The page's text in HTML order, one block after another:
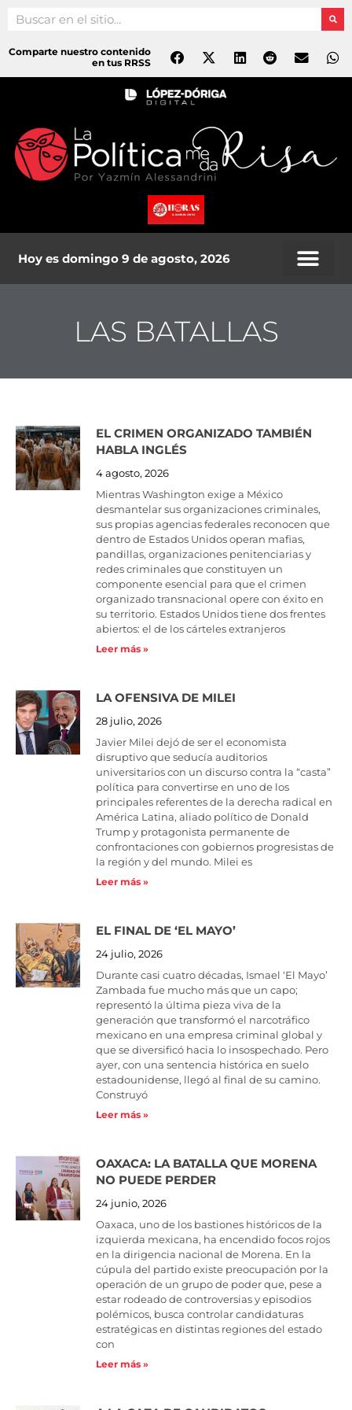
contenido
Search
Comparte nuestro contenido
en tus RRSS
Hoy es domingo 9 de agosto, 2026
LAS BATALLAS
EL CRIMEN ORGANIZADO TAMBIÉN
HABLA INGLÉS
4 agosto, 2026
Mientras Washington exige a México
desmantelar sus organizaciones criminales,
sus propias agencias federales reconocen que
dentro de Estados Unidos operan mafias,
pandillas, organizaciones penitenciarias y
redes criminales que constituyen un
componente esencial para que el crimen
organizado transnacional opere con éxito en
su territorio. Estados Unidos tiene dos frentes
abiertos: el de los cárteles extranjeros
Leer más »
LA OFENSIVA DE MILEI
28 julio, 2026
Javier Milei dejó de ser el economista
disruptivo que seducía auditorios
universitarios con un discurso contra la “casta”
política para convertirse en uno de los
principales referentes de la derecha radical en
América Latina, aliado político de Donald
Trump y protagonista permanente de
confrontaciones con gobiernos progresistas de
la región y del mundo. Milei es
Leer más »
EL FINAL DE ‘EL MAYO’
24 julio, 2026
Durante casi cuatro décadas, Ismael ‘El Mayo’
Zambada fue mucho más que un capo;
representó la última pieza viva de la
generación que transformó el narcotráfico
mexicano en una empresa criminal global y
que se diversificó hacia lo insospechado. Pero
ayer, con una sentencia histórica en suelo
estadounidense, llegó al final de su camino.
Construyó
Leer más »
OAXACA: LA BATALLA QUE MORENA
NO PUEDE PERDER
24 junio, 2026
Oaxaca, uno de los bastiones históricos de la
izquierda mexicana, ha encendido focos rojos
en la dirigencia nacional de Morena. En la
cúpula del partido existe preocupación por la
operación de un grupo de poder que, pese a
estar rodeado de controversias y episodios
polémicos, busca controlar candidaturas
estratégicas en distintas regiones del estado
con
Leer más »
PagePagePage